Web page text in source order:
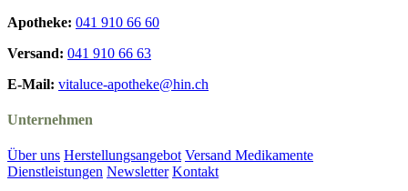
Apotheke: 041 910 66 60
Versand: 041 910 66 63
E-Mail: vitaluce-apotheke@hin.ch
Unternehmen
Über uns Herstellungsangebot Versand Medikamente
Dienstleistungen Newsletter Kontakt